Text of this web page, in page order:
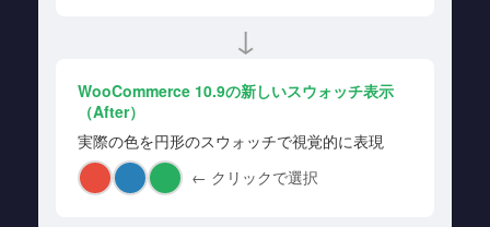
↓
WooCommerce 10.9の新しいスウォッチ表示
（After）
実際の色を円形のスウォッチで視覚的に表現
← クリックで選択